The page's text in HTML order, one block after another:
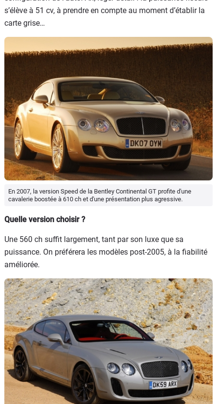
s’élève à 51 cv, à prendre en compte au moment d’établir la
carte grise…
En 2007, la version Speed de la Bentley Continental GT profite d'une
cavalerie boostée à 610 ch et d'une présentation plus agressive.
Quelle version choisir ?
Une 560 ch suffit largement, tant par son luxe que sa
puissance. On préférera les modèles post-2005, à la fiabilité
améliorée.